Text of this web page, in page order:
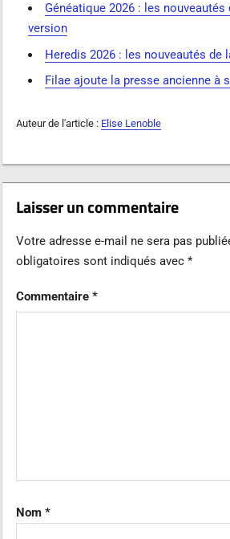
Généatique 2026 : les nouveautés
version
Heredis 2026 : les nouveautés de
Filae ajoute la presse ancienne à
Auteur de l'article : Elise Lenoble
Laisser un commentaire
Votre adresse e-mail ne sera pas
obligatoires sont indiqués avec *
Commentaire *
Nom *